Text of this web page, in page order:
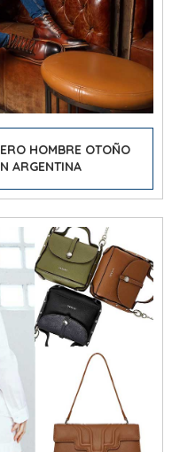
HOMBRE OTOÑO
ARGENTINA